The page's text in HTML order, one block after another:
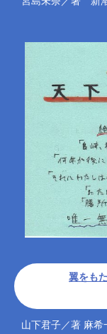
翼をも
山下君子／著 麻